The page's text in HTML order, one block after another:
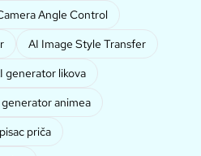
Angle Control
AI Image Style Transfer
generator likova
animea
priča